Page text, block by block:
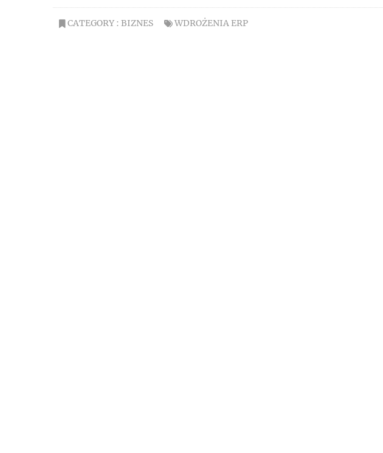
CATEGORY : BIZNES WDROŻENIA ERP